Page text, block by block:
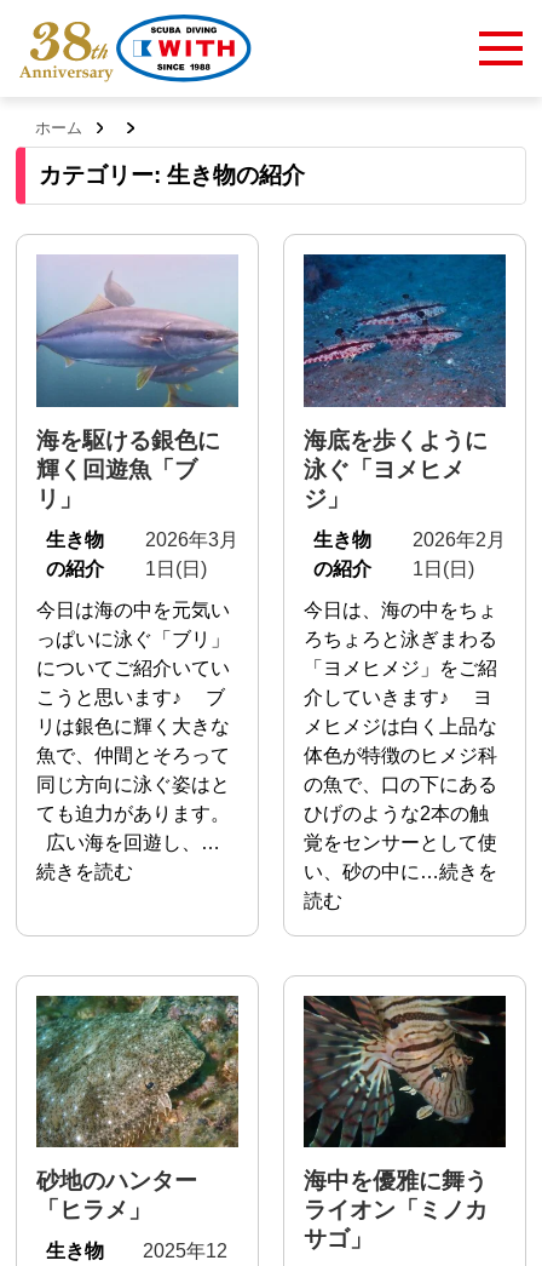
ホーム
カテゴリー: 生き物の紹介
海を駆ける銀色に
輝く回遊魚「ブ
リ」
生き物
の紹介
2026年3月
1日(日)
今日は海の中を元気い
っぱいに泳ぐ「ブリ」
についてご紹介いてい
こうと思います♪ ブ
リは銀色に輝く大きな
魚で、仲間とそろって
同じ方向に泳ぐ姿はと
ても迫力があります。
広い海を回遊し、…
続きを読む
海底を歩くように
泳ぐ「ヨメヒメ
ジ」
生き物
の紹介
2026年2月
1日(日)
今日は、海の中をちょ
ろちょろと泳ぎまわる
「ヨメヒメジ」をご紹
介していきます♪ ヨ
メヒメジは白く上品な
体色が特徴のヒメジ科
の魚で、口の下にある
ひげのような2本の触
覚をセンサーとして使
い、砂の中に…続きを
読む
砂地のハンター
「ヒラメ」
生き物
2025年12
海中を優雅に舞う
ライオン「ミノカ
サゴ」